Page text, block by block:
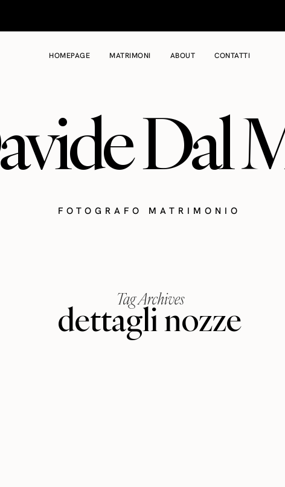
HOMEPAGE MATRIMONI ABOUT CONTATTI
Dal
FOTOGRAFO MATRIMONIO
Tag Archives
dettagli nozze